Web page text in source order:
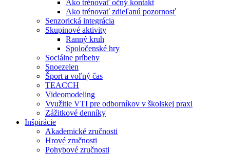
Ako trénovať očný kontakt
Ako trénovať zdieľanú pozornosť
Senzorická integrácia
Skupinové aktivity
Ranný kruh
Spoločenské hry
Sociálne príbehy
Snoezelen
Šport a voľný čas
TEACCH
Videomodeling
Využitie VTI pre odborníkov v školskej praxi
Zážitkové denníky
Inšpirácie
Akademické zručnosti
Hrové zručnosti
Pohybové zručnosti